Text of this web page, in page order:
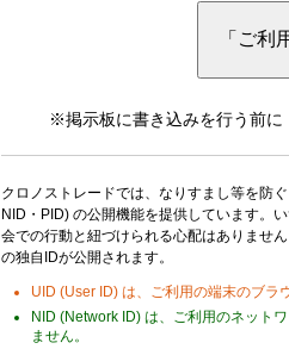
※掲示板に書き込みを行う前に
クロノストレードでは、なりすまし等を防
NID・PID) の公開機能を提供しています。
会での行動と紐づけられる心配はありませ
の独自IDが公開されます。
UID (User ID) は、ご利用の端末のブ
NID (Network ID) は、ご利用のネット
ません。